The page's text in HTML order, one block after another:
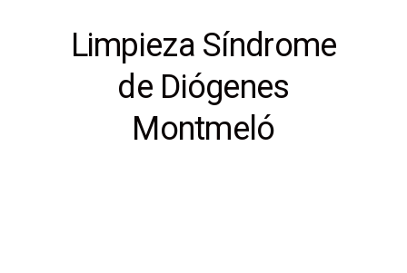
Limpieza Síndrome
de Diógenes
Montmeló